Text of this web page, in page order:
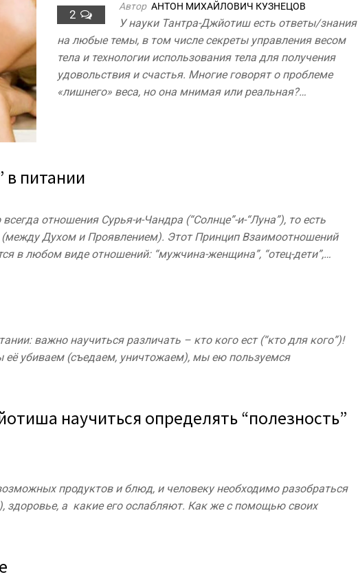
2
Автор АНТОН МИХАЙЛОВИЧ КУЗНЕЦОВ
У науки Тантра-Джйотиш есть ответы/знания
на любые темы, в том числе секреты управления весом
тела и технологии использования тела для получения
удовольствия и счастья. Многие говорят о проблеме
«лишнего» веса, но она мнимая или реальная?…
в питании
отношения Сурья-и-Чандра (“Солнце”-и-“Луна”), то есть
Духом и Проявлением). Этот Принцип Взаимоотношений
в любом виде отношений: “мужчина-женщина”, “отец-дети”,…
важно научиться различать – кто кого ест (“кто для кого”)!
убиваем (съедаем, уничтожаем), мы ею пользуемся
научиться определять “полезность”
продуктов и блюд, и человеку необходимо разобраться
здоровье, а какие его ослабляют. Как же с помощью своих